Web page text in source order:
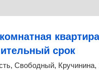
срок
Свободный, Кручинина,